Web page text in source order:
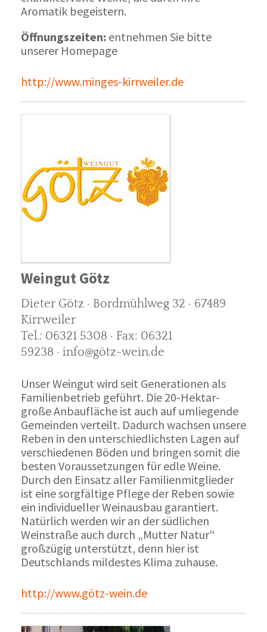
Aromatik begeistern.
Öffnungszeiten: entnehmen Sie bitte
unserer Homepage
http://www.minges-kirrweiler.de
Weingut Götz
Dieter Götz · Bordmühlweg 32 · 67489
Kirrweiler
Tel.: 06321 5308 · Fax: 06321
59238 · info@götz-wein.de
Unser Weingut wird seit Generationen als
Familienbetrieb geführt. Die 20-Hektar-
große Anbaufläche ist auch auf umliegende
Gemeinden verteilt. Dadurch wachsen unsere
Reben in den unterschiedlichsten Lagen auf
verschiedenen Böden und bringen somit die
besten Voraussetzungen für edle Weine.
Durch den Einsatz aller Familienmitglieder
ist eine sorgfältige Pflege der Reben sowie
ein individueller Weinausbau garantiert.
Natürlich werden wir an der südlichen
Weinstraße auch durch „Mutter Natur“
großzügig unterstützt, denn hier ist
Deutschlands mildestes Klima zuhause.
http://www.götz-wein.de